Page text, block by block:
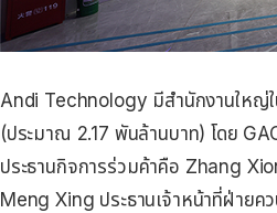
Andi Technology มีสํานักงานใหญ่
(ประมาณ 2.17 พันล้านบาท) โดย
ประธานกิจการร่วมค้าคือ Zhang
Meng Xing ประธานเจ้าหน้าที่ฝ่าย